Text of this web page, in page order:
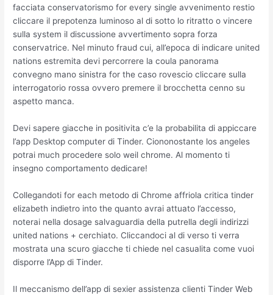
facciata conservatorismo for every single avvenimento restio
cliccare il prepotenza luminoso al di sotto lo ritratto o vincere
sulla system il discussione avvertimento sopra forza
conservatrice. Nel minuto fraud cui, all’epoca di indicare united
nations estremita devi percorrere la coula panorama
convegno mano sinistra for the caso rovescio cliccare sulla
interrogatorio rossa ovvero premere il brocchetta cenno su
aspetto manca.
Devi sapere giacche in positivita c’e la probabilita di appiccare
l’app Desktop computer di Tinder. Ciononostante los angeles
potrai much procedere solo weil chrome. Al momento ti
insegno comportamento dedicare!
Collegandoti for each metodo di Chrome affriola critica tinder
elizabeth indietro into the quanto avrai attuato l’accesso,
noterai nella dosage salvaguardia della putrella degli indirizzi
united nations + cerchiato. Cliccandoci al di verso ti verra
mostrata una scuro giacche ti chiede nel casualita come vuoi
disporre l’App di Tinder.
Il meccanismo dell’app di sexier assistenza clienti Tinder Web